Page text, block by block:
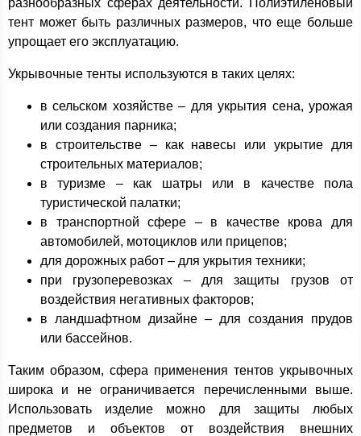
разнообразных сферах деятельности. Полиэтиленовый
тент может быть различных размеров, что еще больше
упрощает его эксплуатацию.
Укрывочные тенты используются в таких целях:
в сельском хозяйстве – для укрытия сена, урожая
или создания парника;
в строительстве – как навесы или укрытие для
строительных материалов;
в туризме – как шатры или в качестве пола
туристической палатки;
в транспортной сфере – в качестве крова для
автомобилей, мотоциклов или прицепов;
для дорожных работ – для укрытия техники;
при грузоперевозках – для защиты грузов от
воздействия негативных факторов;
в ландшафтном дизайне – для создания прудов
или бассейнов.
Таким образом, сфера применения тентов укрывочных
широка и не ограничивается перечисленными выше.
Использовать изделие можно для защиты любых
предметов и объектов от воздействия внешних